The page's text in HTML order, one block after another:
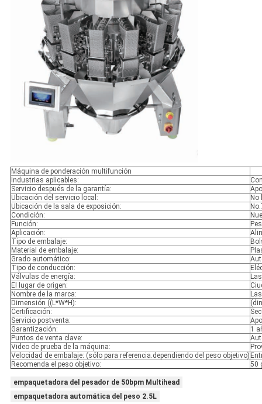
Máquina de ponderación multifunción
Industrias aplicables:
Servicio después de la garantía:
Ubicación del servicio local:
No
Ubicación de la sala de exposición:
Condición:
Función:
Aplicación:
Tipo de embalaje:
Material de embalaje:
Grado automático:
Tipo de conducción:
Válvulas de energía:
El lugar de origen:
Nombre de la marca:
Dimensión ((L*W*H):
Certificación:
Servicio postventa:
Garantización:
1
Puntos de venta clave:
Video de prueba de la máquina:
Velocidad de embalaje: (sólo para referencia.dependiendo del peso objetivo)
Recomenda el peso objetivo:
50
empaquetadora del pesador de 50bpm Multihead
empaquetadora automática del peso 2.5L